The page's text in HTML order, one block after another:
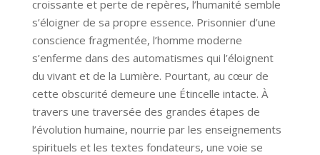
croissante et perte de repères, l’humanité semble
s’éloigner de sa propre essence. Prisonnier d’une
conscience fragmentée, l’homme moderne
s’enferme dans des automatismes qui l’éloignent
du vivant et de la Lumière. Pourtant, au cœur de
cette obscurité demeure une Étincelle intacte. À
travers une traversée des grandes étapes de
l’évolution humaine, nourrie par les enseignements
spirituels et les textes fondateurs, une voie se